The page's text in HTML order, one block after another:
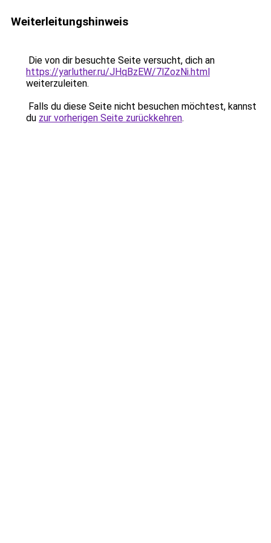
Weiterleitungshinweis
Die von dir besuchte Seite versucht, dich an
https://yarluther.ru/JHqBzEW/7lZozNi.html
weiterzuleiten.
Falls du diese Seite nicht besuchen möchtest, kannst
du zur vorherigen Seite zurückkehren.